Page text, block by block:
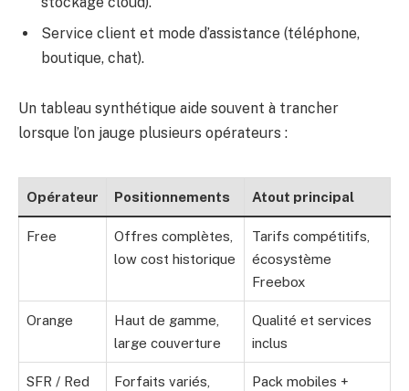
Service client et mode d’assistance (téléphone,
boutique, chat).
Un tableau synthétique aide souvent à trancher
lorsque l’on jauge plusieurs opérateurs :
Opérateur Positionnements Atout principal
Free
Offres complètes,
low cost historique
Tarifs compétitifs,
écosystème
Freebox
Orange
Haut de gamme,
large couverture
Qualité et services
inclus
SFR / Red
Forfaits variés,
Pack mobiles +